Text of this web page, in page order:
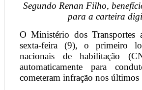
Segundo Renan Filho,
para a carteira
O Ministério dos Transportes
sexta-feira (9), o primeiro
nacionais de habilitação
automaticamente para
cometeram infração nos últimos